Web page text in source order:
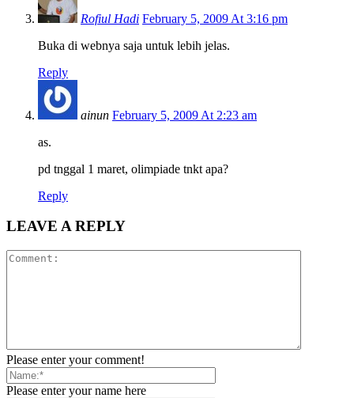
Rofiul Hadi February 5, 2009 At 3:16 pm
Buka di webnya saja untuk lebih jelas.
Reply
ainun February 5, 2009 At 2:23 am
as.
pd tnggal 1 maret, olimpiade tnkt apa?
Reply
LEAVE A REPLY
Please enter your comment!
Please enter your name here